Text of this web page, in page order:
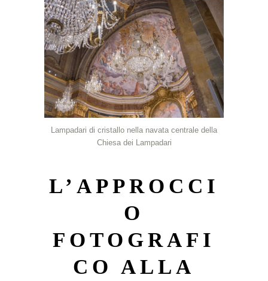
Lampadari di cristallo nella navata centrale della
Chiesa dei Lampadari
L’APPROCCI
O
FOTOGRAFI
CO ALLA